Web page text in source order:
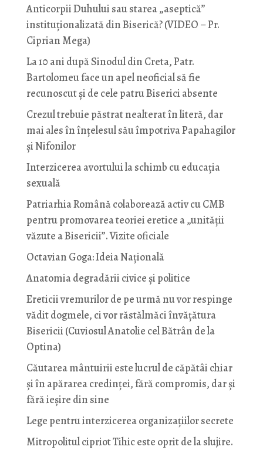
Anticorpii Duhului sau starea „aseptică”
instituționalizată din Biserică? (VIDEO – Pr.
Ciprian Mega)
La 10 ani după Sinodul din Creta, Patr.
Bartolomeu face un apel neoficial să fie
recunoscut și de cele patru Biserici absente
Crezul trebuie păstrat nealterat în literă, dar
mai ales în înțelesul său împotriva Papahagilor
și Nifonilor
Interzicerea avortului la schimb cu educaţia
sexuală
Patriarhia Română colaborează activ cu CMB
pentru promovarea teoriei eretice a „unității
văzute a Bisericii”. Vizite oficiale
Octavian Goga: Ideia Naţională
Anatomia degradării civice și politice
Ereticii vremurilor de pe urmă nu vor respinge
vădit dogmele, ci vor răstălmăci învățătura
Bisericii (Cuviosul Anatolie cel Bătrân de la
Optina)
Căutarea mântuirii este lucrul de căpătâi chiar
și în apărarea credinței, fără compromis, dar și
fără ieșire din sine
Lege pentru interzicerea organizaţiilor secrete
Mitropolitul cipriot Tihic este oprit de la slujire.